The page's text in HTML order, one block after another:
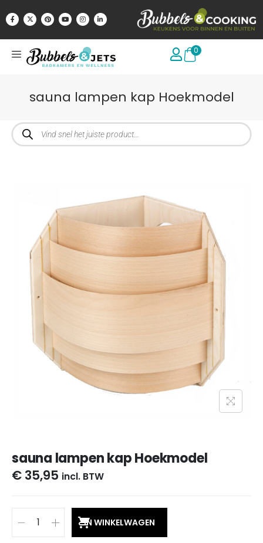
0
sauna lampen kap Hoekmodel
sauna lampen kap Hoekmodel
€ 35,95 incl. BTW
IN WINKELWAGEN